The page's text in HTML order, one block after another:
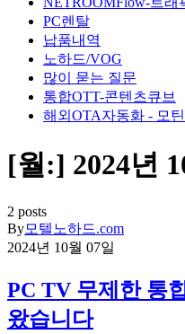
PC렌탈
납품내역
노하드/VOG
많이 묻는 질문
통합OTT-콘텐츠큐브
해외OTA자동화 - 모틴
[월:] 2024년
2 posts
By모텔노하드.com
2024년 10월 07일
PC TV 무제한 통
왔습니다